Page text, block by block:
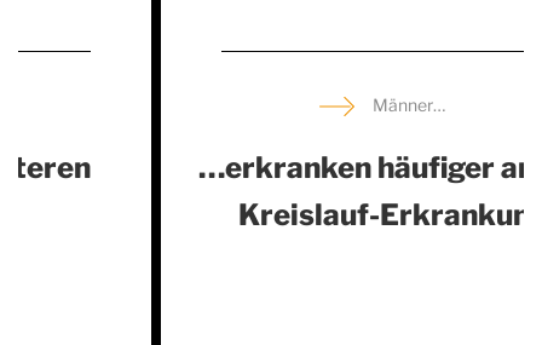
…erkranken häufiger an Herz-
Kreislauf-Erkrankungen